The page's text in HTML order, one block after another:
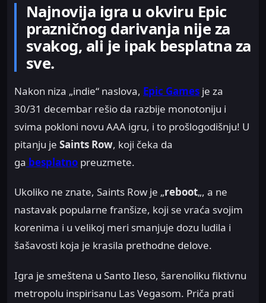
Najnovija igra u okviru Epic
prazničnog darivanja nije za
svakog, ali je ipak besplatna za
sve.
Nakon niza „indie“ naslova, Epic Games je za
30/31 decembar rešio da razbije monotoniju i
svima pokloni novu AAA igru, i to prošlogodišnju! U
pitanju je Saints Row, koji čeka da
ga besplatno preuzmete.
Ukoliko ne znate, Saints Row je „reboot„, a ne
nastavak popularne franšize, koji se vraća svojim
korenima i u velikoj meri smanjuje dozu ludila i
šašavosti koja je krasila prethodne delove.
Igra je smeštena u Santo Ileso, šarenoliku fiktivnu
metropolu inspirisanu Las Vegasom. Priča prati